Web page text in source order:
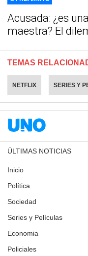
Acusada: ¿es
maestra? El
TEMAS
NETFLIX SERIES Y
ÚLTIMAS NOTICIAS
Inicio
Política
Sociedad
Series y Películas
Economia
Policiales